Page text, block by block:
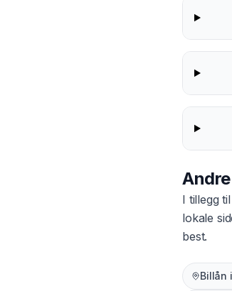
I tillegg til
lokale
best.
Billån i